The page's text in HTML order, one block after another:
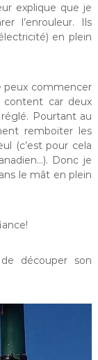
explique que je
l’enrouleur. Ils
en plein
peux commencer
content car deux
Pourtant au
remboiter les
(c’est pour cela
Donc je
le mât en plein
découper son